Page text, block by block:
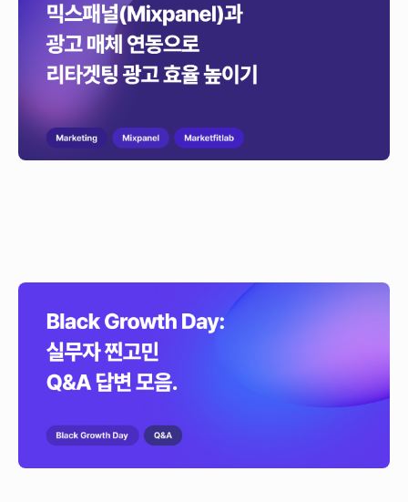
광고 효율 높이기
이 글은 믹스패널(Mixpanel)과 광고 매체(Meta, Google Ads)연동 과정과,
이를 활용해 리타겟팅 광고 효율을 높이는 세가지 방법에 대해 소개하는
글입니다.
Black Growth Day: 실무자 찐고민 Q&A 답변 모음
Mixpanel, VWO, OneSignal과 함께 제품 분석, A/B 테스트, CRM 등 성장
전략을 다룬 Black Growth Day! 궁금하셨던 질문들에 대한 Q&A 답변을
마켓핏랩 솔루션즈 전문 컨설턴트들이 정리해드립니다.